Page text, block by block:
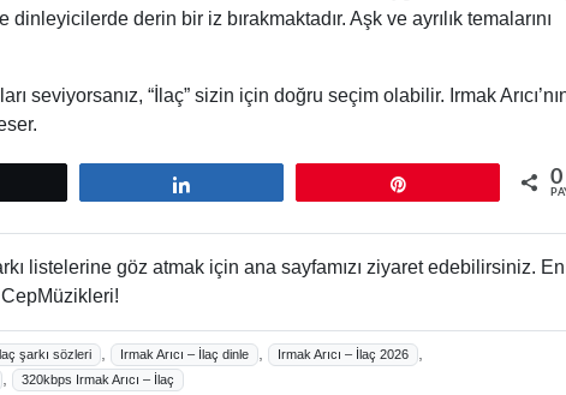
derin bir iz bırakmaktadır. Aşk ve ayrılık temalarını
seviyorsanız, “İlaç” sizin için doğru seçim olabilir. Irmak
0
listelerine göz atmak için ana sayfamızı ziyaret edebilirsiniz. En
şarkı sözleri , Irmak Arıcı – İlaç dinle , Irmak Arıcı – İlaç 2026 ,
, 320kbps Irmak Arıcı – İlaç